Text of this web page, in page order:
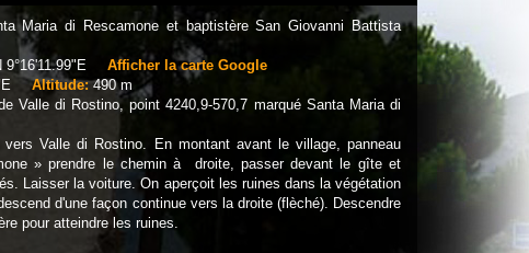
Maria di Rescamone et baptistère San Giovanni Battista
9°16'11.99"E
Afficher la carte Google
Altitude:490 m
Valle di Rostino, point 4240,9-570,7 marqué Santa Maria di
Valle di Rostino. En montant avant le village, panneau
» prendre le chemin à droite, passer devant le gîte et
Laisser la voiture. On aperçoit les ruines dans la végétation
d'une façon continue vers la droite (flèché). Descendre
pour atteindre les ruines.